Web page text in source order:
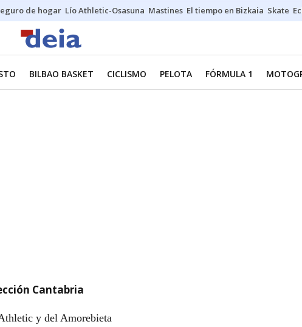
de hogar Lío Athletic-Osasuna Mastines El tiempo en Bizkaia Skate
BILBAO BASKET CICLISMO PELOTA FÓRMULA 1
Cantabria
y del Amorebieta